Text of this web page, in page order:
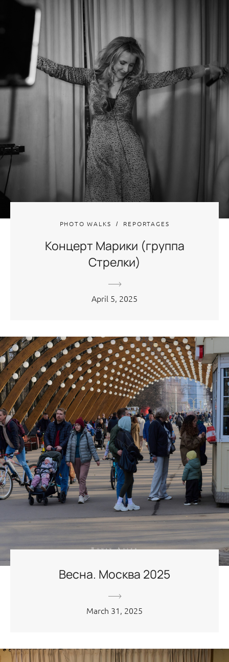
PHOTO WALKS REPORTAGES
Концерт Марики (группа
Стрелки)
April 5, 2025
Весна. Москва 2025
March 31, 2025